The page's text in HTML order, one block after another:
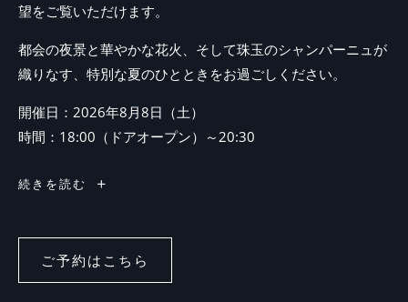
望をご覧いただけます。
都会の夜景と華やかな花火、そして珠玉のシャンパーニュが
織りなす、特別な夏のひとときをお過ごしください。
開催日：2026年8月8日（土）
時間：18:00（ドアオープン）～20:30
続きを読む
神
花
会
ご予約はこちら